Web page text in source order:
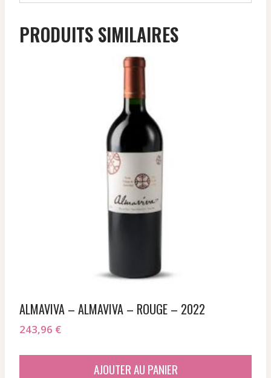
PRODUITS SIMILAIRES
ALMAVIVA – ALMAVIVA – ROUGE – 2022
243,96 €
AJOUTER AU PANIER